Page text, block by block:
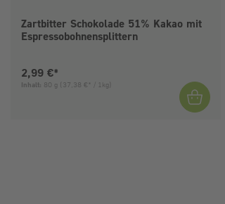
Zartbitter Schokolade 51% Kakao mit
Espressobohnensplittern
Aktueller Preis:
2,99 €*
Inhalt: 80 g (37,38 €* / 1kg)